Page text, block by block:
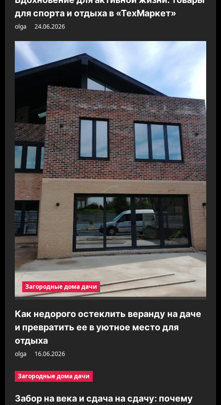
для спорта и отдыха в «ТехМаркет»
olga 24.06.2026
Загородные дома дачи
Как недорого остеклить веранду на даче
и превратить ее в уютное место для
отдыха
olga 16.06.2026
Загородные дома дачи
Забор на века и сдача на сдачу: почему